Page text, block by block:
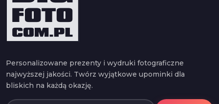
Personalizowane prezenty i wydruki fotograficzne
najwyższej jakości. Twórz wyjątkowe upominki dla
bliskich na każdą okazję.